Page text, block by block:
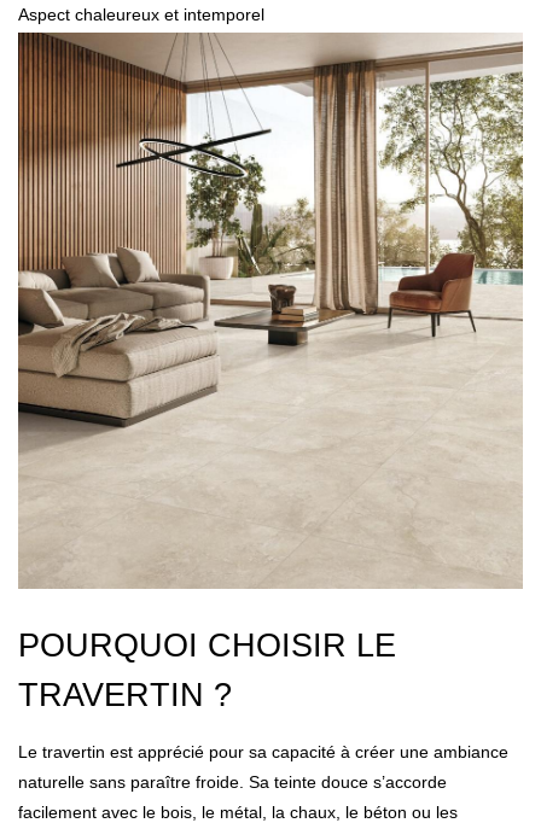
Aspect chaleureux et intemporel
POURQUOI CHOISIR LE
TRAVERTIN ?
Le travertin est apprécié pour sa capacité à créer une ambiance
naturelle sans paraître froide. Sa teinte douce s’accorde
facilement avec le bois, le métal, la chaux, le béton ou les